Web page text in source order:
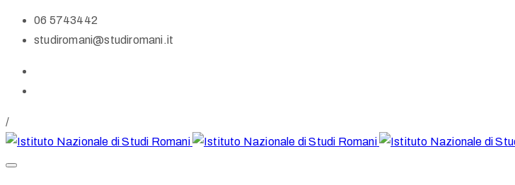
06 5743442
studiromani@studiromani.it
/